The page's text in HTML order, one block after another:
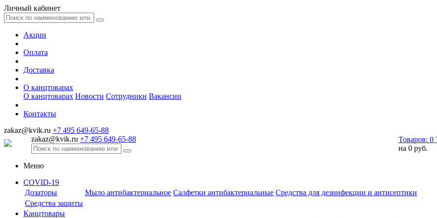
Личный кабинет
Акции
Оплата
Доставка
О канцтоварах
О канцтоварах Новости Сотрудники Вакансии
Контакты
zakaz@kvik.ru +7 495 649-65-88
zakaz@kvik.ru +7 495 649-65-88 Товаров: 0
на 0 руб.
Меню
COVID-19
Дозаторы
Мыло антибактериальное Салфетки антибактериальные Средства для дезинфекции и антисептики
Средства защиты
Канцтовары